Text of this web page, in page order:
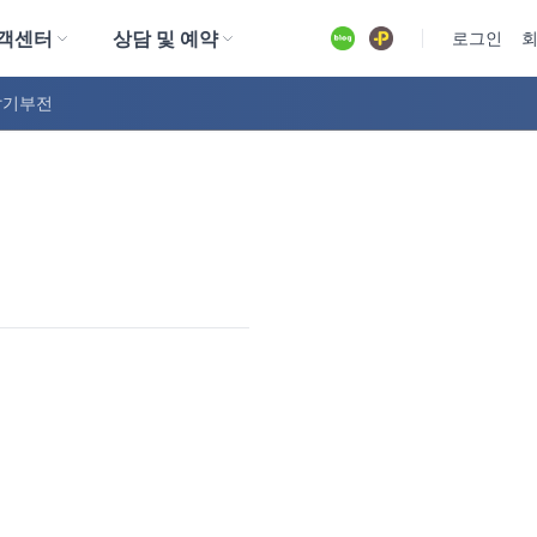
센터 상담 및 예약 유튜브 로그인
부전